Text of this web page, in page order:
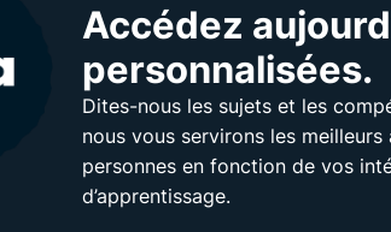
Accédez
personnalisées.
Dites-nous les sujets et les
nous vous servirons les
personnes en fonction de vos
d’apprentissage.